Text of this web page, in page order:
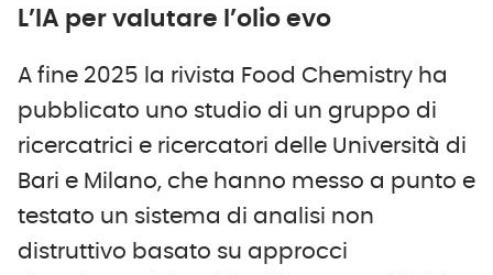
L’IA per valutare l’olio evo
A fine 2025 la rivista Food Chemistry ha
pubblicato uno studio di un gruppo di
ricercatrici e ricercatori delle Università di
Bari e Milano, che hanno messo a punto e
testato un sistema di analisi non
distruttivo basato su approcci